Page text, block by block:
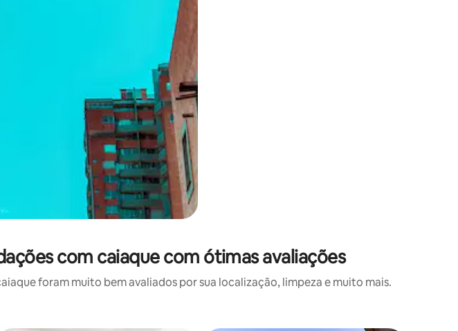
com caiaque com ótimas avaliações
foram muito bem avaliados por sua localização, limpeza e muito mais.